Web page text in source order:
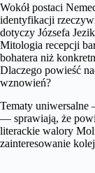
Wokół postaci
identyfikacji
dotyczy Józsefa
Mitologia recepcji
bohatera niż
Dlaczego powieść
wznowień?
Tematy
— sprawiają, że
literackie walory
zainteresowanie